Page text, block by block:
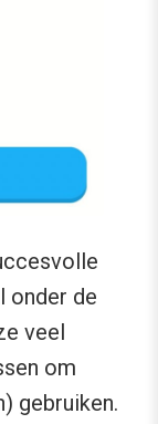
onder de
veel
om
gebruiken.